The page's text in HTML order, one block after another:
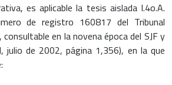
es aplicable la tesis aislada I.4o.A.
de registro 160817 del Tribunal
en la novena época del SJF y
julio de 2002, página 1,356), en la que